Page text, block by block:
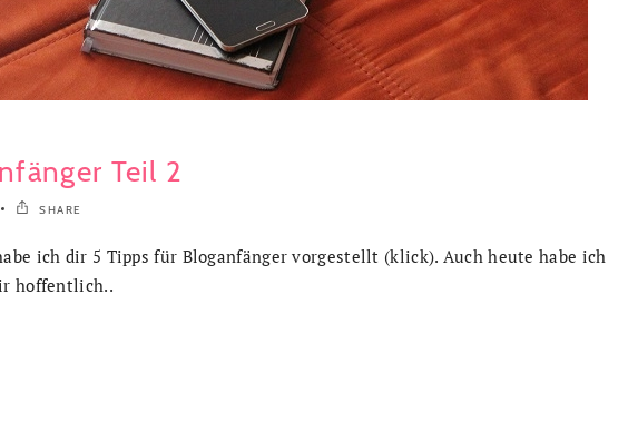
Teil 2
SHARE
ich dir 5 Tipps für Bloganfänger vorgestellt (klick). Auch heute habe ich
hoffentlich..